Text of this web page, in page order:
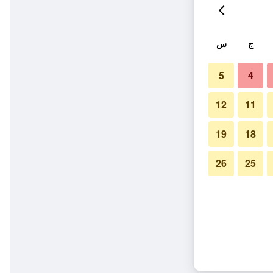
ج س
4
5
11
12
18
19
25
26